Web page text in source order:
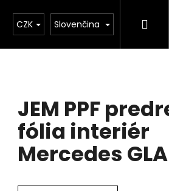
Školenie Služby
CZK Slovenčina
JEM PPF
fólia interiér
Mercedes GLA